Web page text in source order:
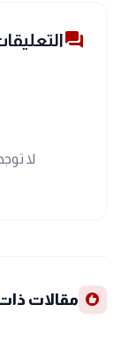
forum
لا
recommend مقالات